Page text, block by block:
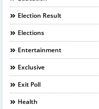
Election Result
Elections
Entertainment
Exclusive
Exit Poll
Health